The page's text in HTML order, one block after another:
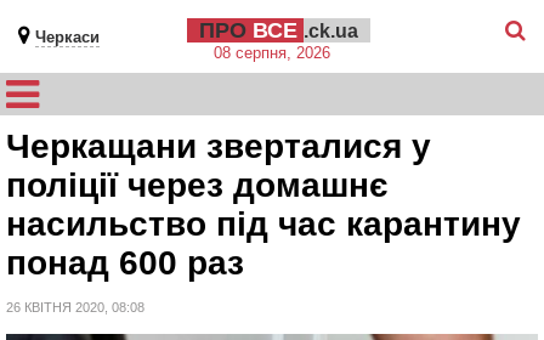
Черкаси ПРО ВСЕ .ck.ua
08 серпня, 2026
Черкащани зверталися у
поліції через домашнє
насильство під час карантину
понад 600 раз
26 КВІТНЯ 2020, 08:08